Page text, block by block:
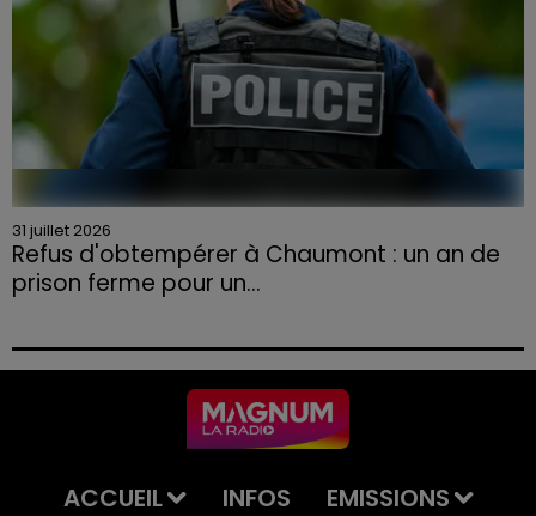
31 juillet 2026
Refus d'obtempérer à Chaumont : un an de
prison ferme pour un...
permis et la confiscation de son véhicule.
ACCUEIL INFOS
EMISSIONS